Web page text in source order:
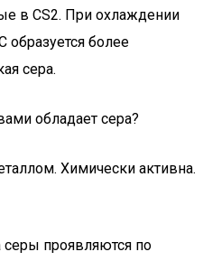
в CS2. При охлаждении
более
сера.
обладает сера?
Химически активна.
серы проявляются по